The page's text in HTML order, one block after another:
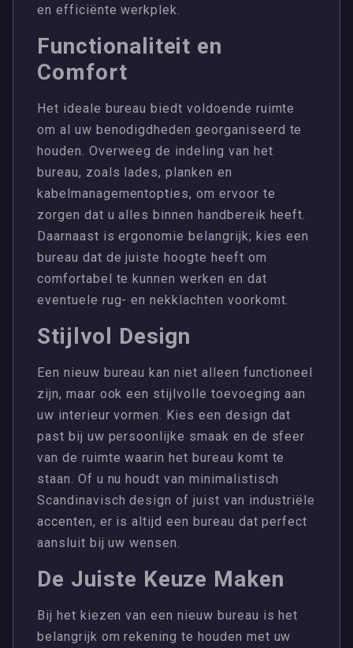
en efficiënte werkplek.
Functionaliteit en
Comfort
Het ideale bureau biedt voldoende ruimte
om al uw benodigdheden georganiseerd te
houden. Overweeg de indeling van het
bureau, zoals lades, planken en
kabelmanagementopties, om ervoor te
zorgen dat u alles binnen handbereik heeft.
Daarnaast is ergonomie belangrijk; kies een
bureau dat de juiste hoogte heeft om
comfortabel te kunnen werken en dat
eventuele rug- en nekklachten voorkomt.
Stijlvol Design
Een nieuw bureau kan niet alleen functioneel
zijn, maar ook een stijlvolle toevoeging aan
uw interieur vormen. Kies een design dat
past bij uw persoonlijke smaak en de sfeer
van de ruimte waarin het bureau komt te
staan. Of u nu houdt van minimalistisch
Scandinavisch design of juist van industriële
accenten, er is altijd een bureau dat perfect
aansluit bij uw wensen.
De Juiste Keuze Maken
Bij het kiezen van een nieuw bureau is het
belangrijk om rekening te houden met uw